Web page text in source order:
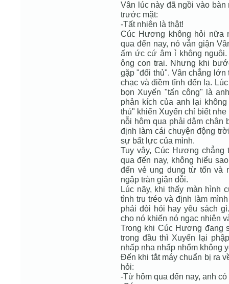
Vân lúc này đã ngồi vào bàn
trước mặt:
-Tất nhiên là thật!
Cúc Hương không hỏi nữa
qua đến nay, nó vẫn giận
ấm ức cứ âm ỉ không
ông con trai. Nhưng khi
gặp "đối thủ". Vân chẳng
chạc và điềm tĩnh đến lạ.
bọn Xuyến "tấn công" là
phản kích của anh lại
thủ" khiến Xuyến chỉ biết
nỗi hôm qua phải dậm chân
định làm cái chuyện động
sự bất lực của mình.
Tuy vậy, Cúc Hương chẳng
qua đến nay, không hiểu
đến vẻ ung dung từ tốn và
ngập tràn giận dỗi.
Lúc nãy, khi thấy màn hình
tình tru tréo và định làm
phải đòi hỏi hay yêu sách
cho nó khiến nó ngạc nhiên
Trong khi Cúc Hương đang
trong đầu thì Xuyến lại
nhấp nha nhấp nhổm không
Đến khi tắt máy chuẩn bị ra
hỏi:
-Từ hôm qua đến nay, anh